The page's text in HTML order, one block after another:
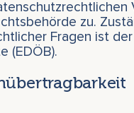
zu.
Fragen ist
(EDÖB).